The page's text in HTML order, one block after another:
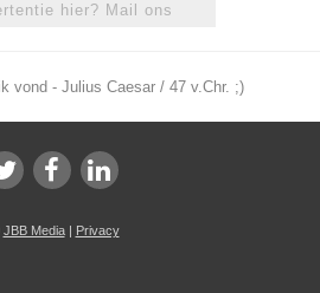
hier? Mail ons
vond - Julius Caesar / 47 v.Chr. ;)
JBB Media| Privacy